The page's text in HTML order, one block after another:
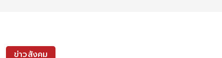
ข่าวสังคม